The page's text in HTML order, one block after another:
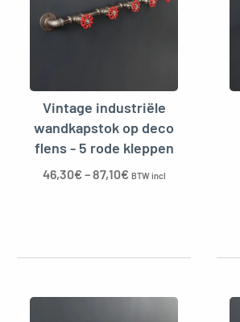
Vintage industriële
wandkapstok op deco
flens - 5 rode kleppen
46,30€–87,10€ BTW incl